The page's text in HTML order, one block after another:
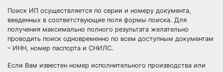
Поиск ИП осуществляется по серии и номеру документа,
введенных в соответствующие поля формы поиска. Для
получения максимально полного результата желательно
проводить поиск одновременно по всем доступным документам
– ИНН, номер паспорта и СНИЛС.
Если Вам известен номер исполнительного производства или